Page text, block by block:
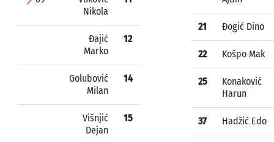
Nikola
Đajić
Marko
12
Golubović
Milan
14
Višnjić
Dejan
15
21 Đogić Dino
22 Košpo Mak
25
Konaković
Harun
37 Hadžić Edo